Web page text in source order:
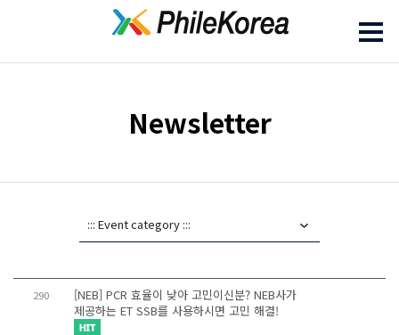
Newsletter
290
[NEB] PCR 효율이 낮아 고민이신분? NEB사가
제공하는 ET SSB를 사용하시면 고민 해결!